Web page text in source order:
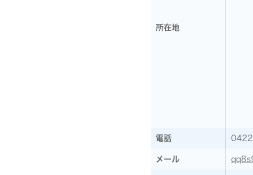
所在地
電話
メール